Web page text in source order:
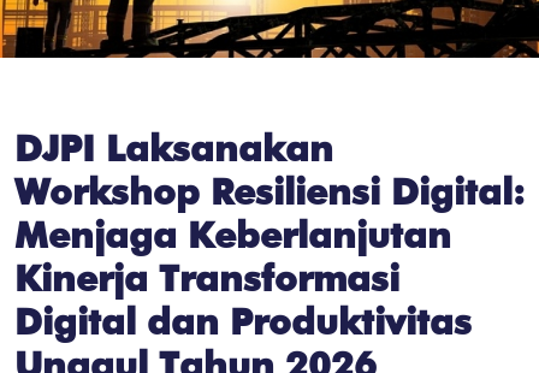
DJPI Laksanakan
Workshop Resiliensi Digital:
Menjaga Keberlanjutan
Kinerja Transformasi
Digital dan Produktivitas